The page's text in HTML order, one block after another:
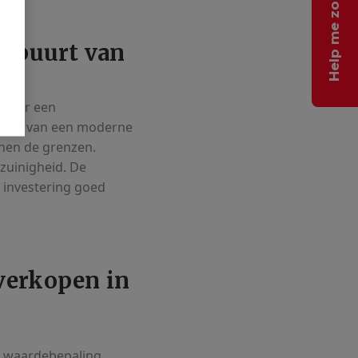
buurt van
een
van een moderne
de grenzen.
De
goed
in